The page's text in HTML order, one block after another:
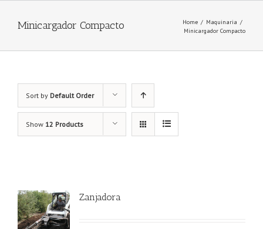
Minicargador Compacto Home / Maquinaria /
Minicargador Compacto
Sort by Default Order
Show 12 Products
Zanjadora